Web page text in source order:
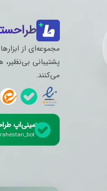
مجموعه‌ای از
پشتیبانی
می‌کنند.
مینی‌اپ